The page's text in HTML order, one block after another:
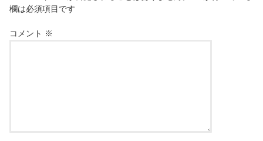
欄は必須項目です
コメント ※